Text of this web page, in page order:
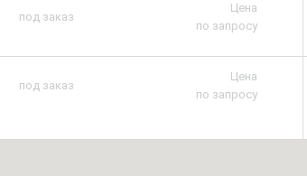
под заказ
Цена
по запросу
под заказ
Цена
по запросу